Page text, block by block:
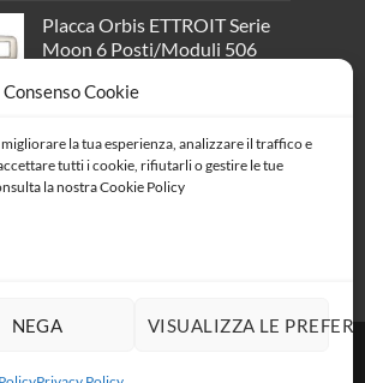
Cookie
la tua esperienza, analizzare il traffico e
tutti i cookie, rifiutarli o gestire le tue
la nostra Cookie Policy
NEGA VISUALIZZA LE
originale
era:
1,49 €.
attuale
è:
Placca Orbis ETTROIT Serie
Moon 6 Posti/Moduli 506
Axolute, 11 Colori Disponibili
11,90€ Il
prezzo
originale
10,54€Il
prezzo
attuale
Connettore Lineare a Forma T
originale
206,80 €.
attuale